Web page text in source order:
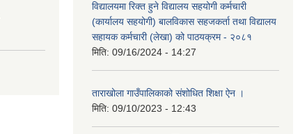
विद्यालयमा रिक्त हुने विद्यालय सहयोगी कर्मचारी
(कार्यालय सहयोगी) बालविकास सहजकर्ता तथा विद्यालय
सहायक कर्मचारी (लेखा) को पाठयक्रम - २०८१
मिति: 09/16/2024 - 14:27
ताराखोला गाउँपालिकाको संशोधित शिक्षा ऐन ।
मिति: 09/10/2023 - 12:43